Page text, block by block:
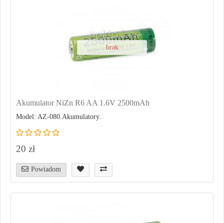
brak
Akumulator NiZn R6 AA 1.6V 2500mAh
Model: AZ-080.Akumulatory..
20 zł
Powiadom